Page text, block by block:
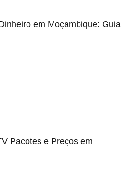
em Moçambique: Guia
Pacotes e Preços em